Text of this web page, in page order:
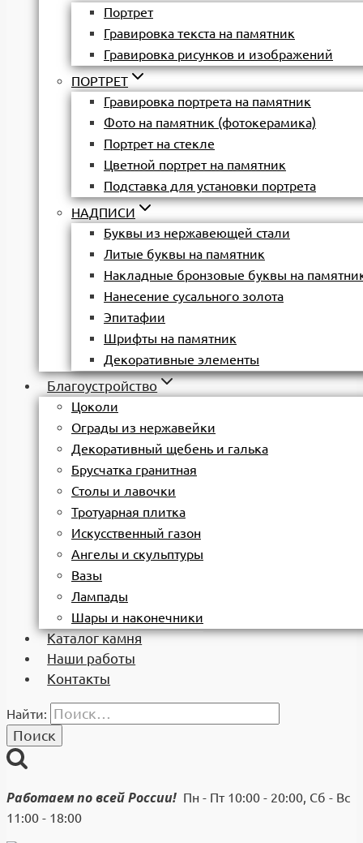
Портрет
Гравировка текста на памятник
Гравировка рисунков и изображений
ПОРТРЕТ
Гравировка портрета на памятник
Фото на памятник (фотокерамика)
Портрет на стекле
Цветной портрет на памятник
Подставка для установки портрета
НАДПИСИ
Буквы из нержавеющей стали
Литые буквы на памятник
Накладные бронзовые буквы на
Нанесение сусального золота
Эпитафии
Шрифты на памятник
Декоративные элементы
Благоустройство
Цоколи
Ограды из нержавейки
Декоративный щебень и галька
Брусчатка гранитная
Столы и лавочки
Тротуарная плитка
Искусственный газон
Ангелы и скульптуры
Вазы
Лампады
Шары и наконечники
Каталог камня
Наши работы
Контакты
Найти:
Работаем по всей России! Пн - Пт 10:00 - 20:00, Сб - Вс
11:00 - 18:00